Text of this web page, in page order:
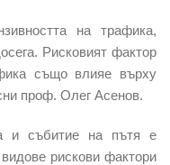
на трафика,
Рисковият фактор
също влияе върху
проф. Олег Асенов.
и събитие на пътя е
рискови фактори